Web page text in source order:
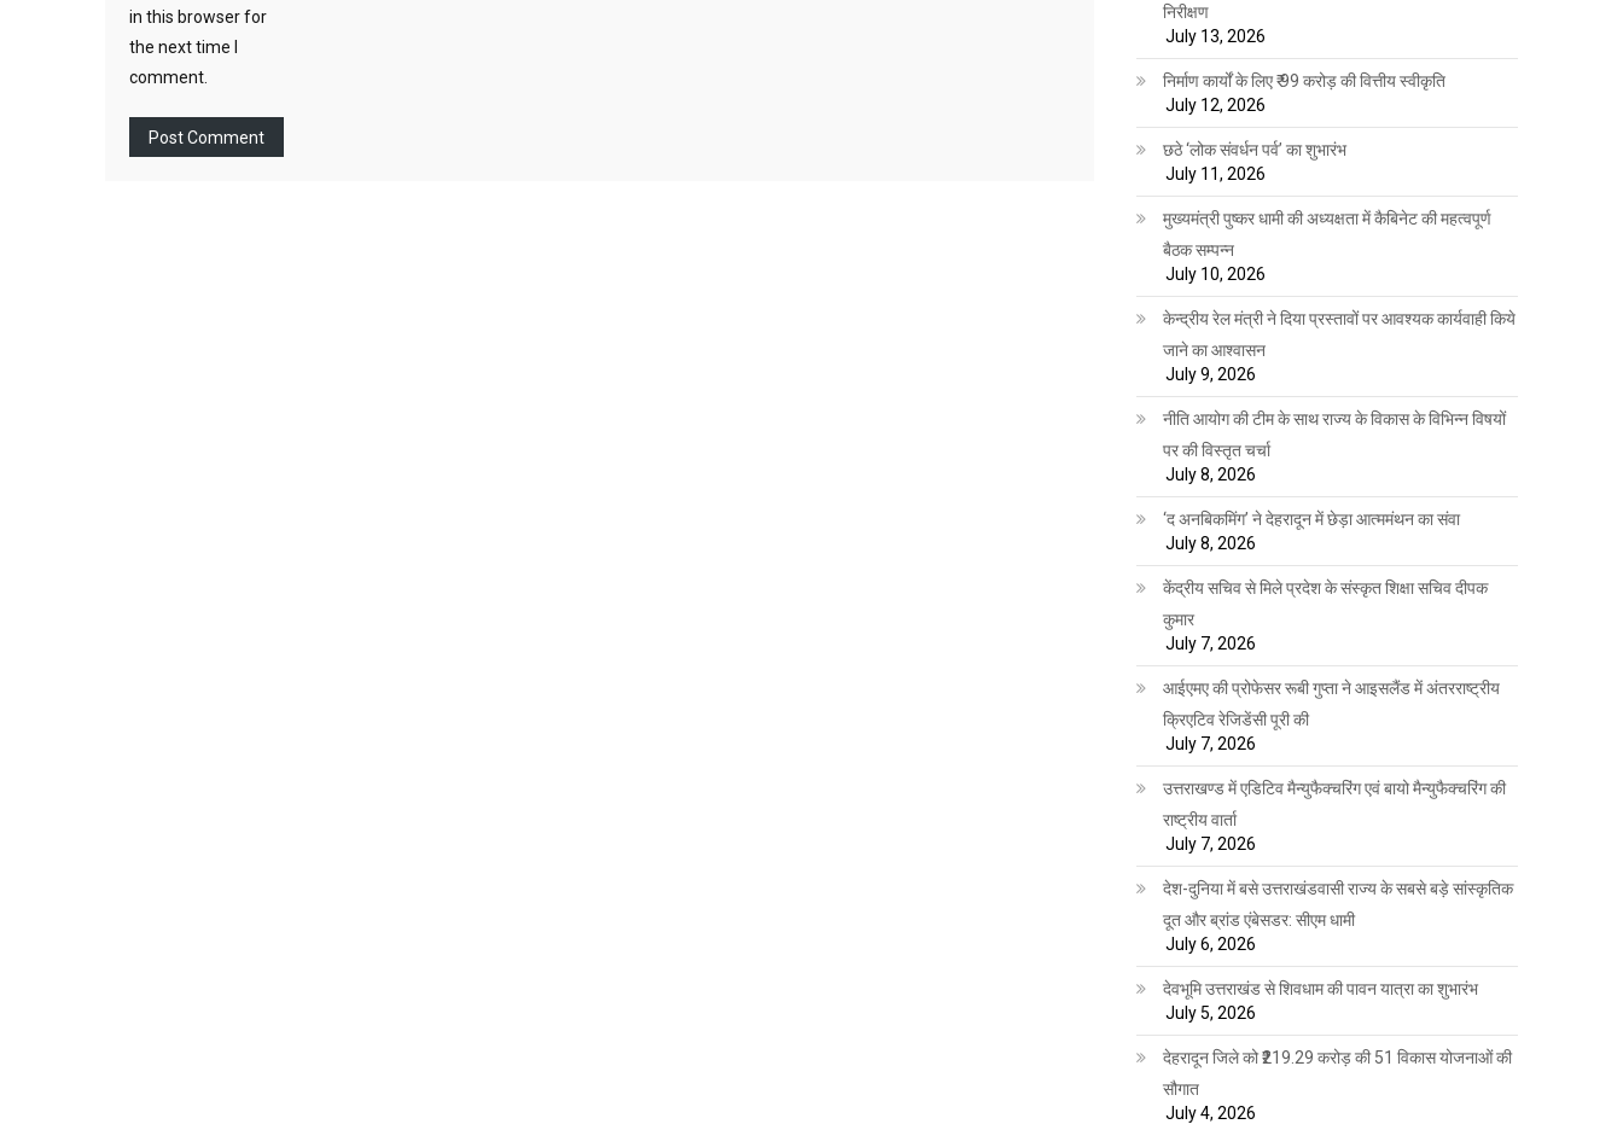
in this browser for
the next time I
comment.
निरीक्षण
July 13, 2026
निर्माण कार्यों के लिए ₹ 99 करोड़ की वित्तीय स्वीकृति
July 12, 2026
छठे ‘लोक संवर्धन पर्व’ का शुभारंभ
July 11, 2026
मुख्यमंत्री पुष्कर धामी की अध्यक्षता में कैबिनेट की महत्वपूर्ण
बैठक सम्पन्न
July 10, 2026
केन्द्रीय रेल मंत्री ने दिया प्रस्तावों पर आवश्यक कार्यवाही किये
जाने का आश्वासन
July 9, 2026
नीति आयोग की टीम के साथ राज्य के विकास के विभिन्न विषयों
पर की विस्तृत चर्चा
July 8, 2026
‘द अनबिकमिंग’ ने देहरादून में छेड़ा आत्ममंथन का संवा
July 8, 2026
केंद्रीय सचिव से मिले प्रदेश के संस्कृत शिक्षा सचिव दीपक
कुमार
July 7, 2026
आईएमए की प्रोफेसर रूबी गुप्ता ने आइसलैंड में अंतरराष्ट्रीय
क्रिएटिव रेजिडेंसी पूरी की
July 7, 2026
उत्तराखण्ड में एडिटिव मैन्युफैक्चरिंग एवं बायो मैन्युफैक्चरिंग की
राष्ट्रीय वार्ता
July 7, 2026
देश-दुनिया में बसे उत्तराखंडवासी राज्य के सबसे बड़े सांस्कृतिक
दूत और ब्रांड एंबेसडर: सीएम धामी
July 6, 2026
देवभूमि उत्तराखंड से शिवधाम की पावन यात्रा का शुभारंभ
July 5, 2026
देहरादून जिले को ₹219.29 करोड़ की 51 विकास योजनाओं की
सौगात
July 4, 2026